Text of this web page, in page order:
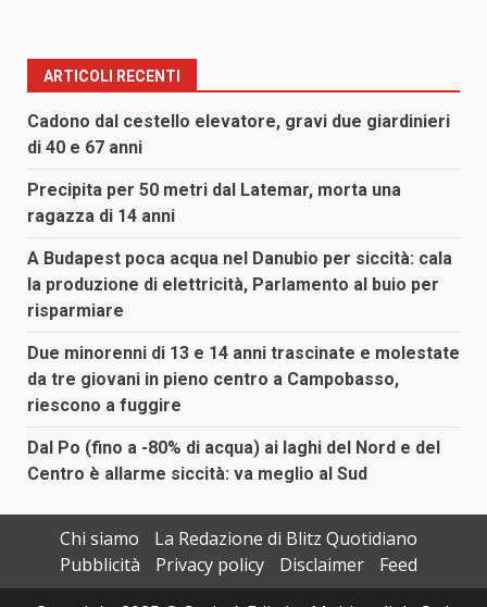
ARTICOLI RECENTI
Cadono dal cestello elevatore, gravi due giardinieri
di 40 e 67 anni
Precipita per 50 metri dal Latemar, morta una
ragazza di 14 anni
A Budapest poca acqua nel Danubio per siccità: cala
la produzione di elettricità, Parlamento al buio per
risparmiare
Due minorenni di 13 e 14 anni trascinate e molestate
da tre giovani in pieno centro a Campobasso,
riescono a fuggire
Dal Po (fino a -80% di acqua) ai laghi del Nord e del
Centro è allarme siccità: va meglio al Sud
Chi siamo
La Redazione di Blitz Quotidiano
Pubblicità
Privacy policy Disclaimer
Feed